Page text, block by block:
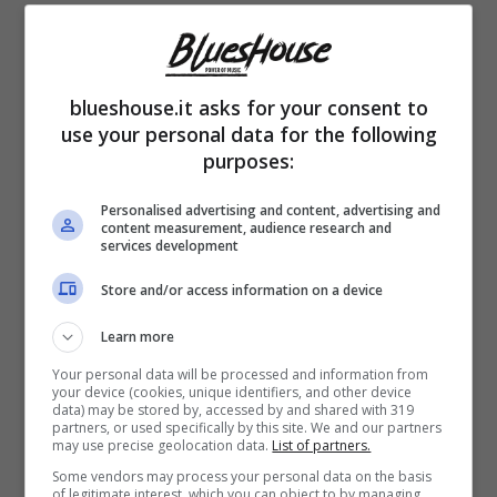
Le atmosfere dell’Arizona direttamente
blueshouse.it asks for your consent to
use your personal data for the following
purposes:
Personalised advertising and content, advertising and
content measurement, audience research and
services development
Store and/or access information on a device
Learn more
Your personal data will be processed and information from
your device (cookies, unique identifiers, and other device
data) may be stored by, accessed by and shared with 319
partners, or used specifically by this site. We and our partners
may use precise geolocation data. List of partners.
Some vendors may process your personal data on the basis